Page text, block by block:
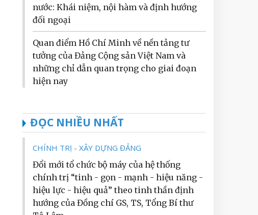
nước: Khái niệm, nội hàm và định hướng
đối ngoại
Quan điểm Hồ Chí Minh về nền tảng tư
tưởng của Đảng Cộng sản Việt Nam và
những chỉ dẫn quan trọng cho giai đoạn
hiện nay
ĐỌC NHIỀU NHẤT
CHÍNH TRỊ - XÂY DỰNG ĐẢNG
Đổi mới tổ chức bộ máy của hệ thống
chính trị “tinh - gọn - mạnh - hiệu năng -
hiệu lực - hiệu quả” theo tinh thần định
hướng của Đồng chí GS, TS, Tổng Bí thư